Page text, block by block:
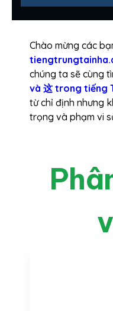
Chào mừng các
chúng ta sẽ cùng
và 这 trong tiếng
từ chỉ định nhưng
trọng và phạm vi